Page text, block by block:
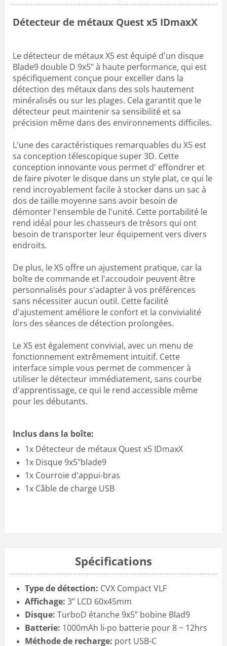
Détecteur de métaux Quest x5 IDmaxX
Le détecteur de métaux X5 est équipé d'un disque
Blade9 double D 9x5" à haute performance, qui est
spécifiquement conçue pour exceller dans la
détection des métaux dans des sols hautement
minéralisés ou sur les plages. Cela garantit que le
détecteur peut maintenir sa sensibilité et sa
précision même dans des environnements difficiles.
L'une des caractéristiques remarquables du X5 est
sa conception télescopique super 3D. Cette
conception innovante vous permet d' effondrer et
de faire pivoter le disque dans un style plat, ce qui le
rend incroyablement facile à stocker dans un sac à
dos de taille moyenne sans avoir besoin de
démonter l'ensemble de l'unité. Cette portabilité le
rend idéal pour les chasseurs de trésors qui ont
besoin de transporter leur équipement vers divers
endroits.
De plus, le X5 offre un ajustement pratique, car la
boîte de commande et l'accoudoir peuvent être
personnalisés pour s'adapter à vos préférences
sans nécessiter aucun outil. Cette facilité
d'ajustement améliore le confort et la convivialité
lors des séances de détection prolongées.
Le X5 est également convivial, avec un menu de
fonctionnement extrêmement intuitif. Cette
interface simple vous permet de commencer à
utiliser le détecteur immédiatement, sans courbe
d'apprentissage, ce qui le rend accessible même
pour les débutants.
Inclus dans la boîte:
1x Détecteur de métaux Quest x5 IDmaxX
1x Disque 9x5"blade9
1x Courroie d'appui-bras
1x Câble de charge USB
Spécifications
Type de détection: CVX Compact VLF
Affichage: 3” LCD 60x45mm
Disque: TurboD étanche 9x5” bobine Blad9
Batterie: 1000mAh li-po batterie pour 8 ~ 12hrs
Méthode de recharge: port USB-C